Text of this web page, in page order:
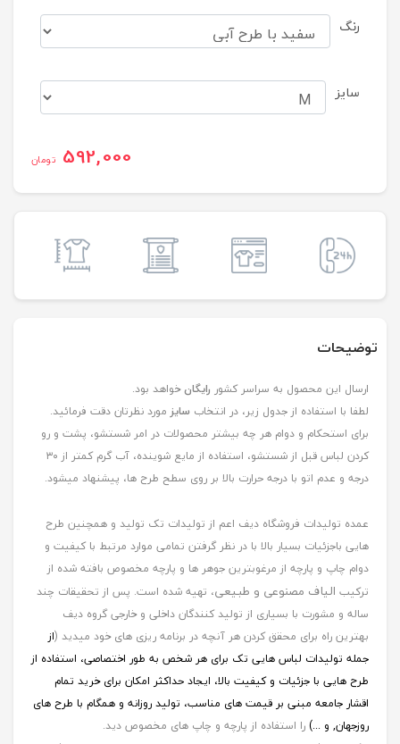
رنگ
سایز
592,000 تومان
توضیحات
ارسال این محصول به سراسر کشور رایگانخواهد بود.
لطفا با استفاده از جدول زیر، در انتخاب سایز مورد نظرتان دقت فرمائید.
برای استحکام و دوام هر چه بیشتر محصولات در امر شستشو، پشت و رو
کردن لباس قبل از شستشو، استفاده از مایع شوینده، آب گرم کمتر از ۳۰
درجه و عدم اتو با درجه حرارت بالا بر روی سطح طرح ها، پیشنهاد میشود.
عمده تولیدات فروشگاه دیف اعم از تولیدات تک تولید و همچنین طرح
هایی باجزئیات بسیار بالا با در نظر گرفتن تمامی موارد مرتبط با کیفیت و
دوام چاپ و پارچه از مرغوبترین جوهر ها و پارچه مخصوص بافته شده از
ترکیب الیاف مصنوعی و طبیعی، تهیه شده است. پس از تحقیقات چند
ساله و مشورت با بسیاری از تولید کنندگان داخلی و خارجی گروه دیف
بهترین راه برای محقق کردن هر آنچه در برنامه ریزی های خود میدید (از
جمله تولیدات لباس هایی تک برای هر شخص به طور اختصاصی، استفاده از
طرح هایی با جزئیات و کیفیت بالا، ایجاد حداکثر امکان برای خرید تمام
اقشار جامعه مبنی بر قیمت های مناسب، تولید روزانه و همگام با طرح های
روزجهان, و ...)را استفاده از پارچه و چاپ های مخصوص دید.